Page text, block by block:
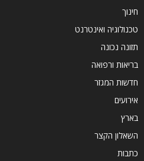
חינוך
טכנולוגיה ואינטרנט
תזונה נכונה
בריאות ורפואה
חדשות המגזר
אירועים
בארץ
השאלון הקצר
כתבות